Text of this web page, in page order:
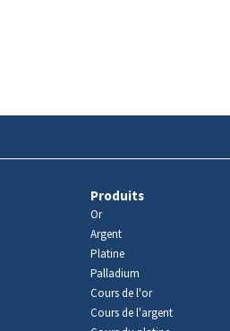
Produits
Or
Argent
Platine
Palladium
Cours de l'or
Cours de l'argent